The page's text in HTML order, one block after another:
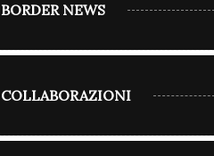
BORDER NEWS
COLLABORAZIONI